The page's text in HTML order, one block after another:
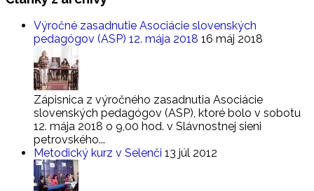
Výročné zasadnutie Asociácie slovenských
pedagógov (ASP) 12. mája 2018 16 máj 2018
Zápisnica z výročného zasadnutia Asociácie
slovenských pedagógov (ASP), ktoré bolo v sobotu
12. mája 2018 o 9,00 hod. v Slávnostnej sieni
petrovského...
Metodický kurz v Selenči 13 júl 2012